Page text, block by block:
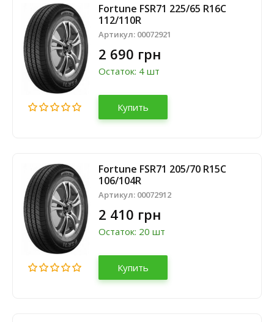
Fortune FSR71 225/65 R16C
112/110R
Артикул: 00072921
2 690 грн
Остаток: 4 шт
Купить
Fortune FSR71 205/70 R15C
106/104R
Артикул: 00072912
2 410 грн
Остаток: 20 шт
Купить